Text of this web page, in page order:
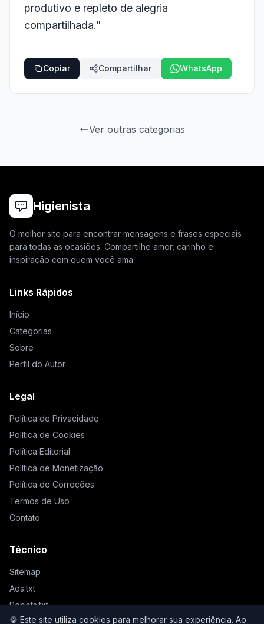
🍪 Este site utiliza cookies para melhorar sua experiência. Ao
produtivo e repleto de alegria
compartilhada."
Copiar Compartilhar WhatsApp
Ver outras categorias
Higienista
O melhor site para encontrar mensagens e frases especiais
para todas as ocasiões. Compartilhe amor, carinho e
inspiração com quem você ama.
Links Rápidos
Início
Categorias
Sobre
Perfil do Autor
Legal
Política de Privacidade
Política de Cookies
Política Editorial
Política de Monetização
Política de Correções
Termos de Uso
Contato
Técnico
Sitemap
Ads.txt
Robots.txt
Llms.txt